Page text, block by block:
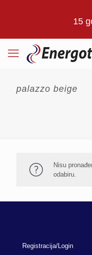
15
palazzo beige
Nisu
odabiru.
Registracija/Login